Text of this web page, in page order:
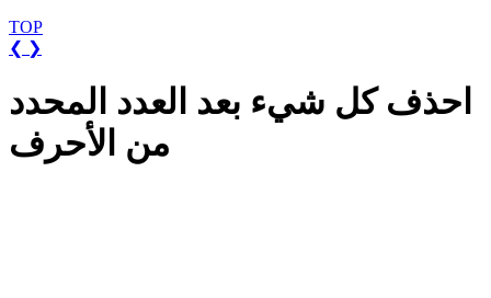
TOP
❮ ❯
احذف كل شيء بعد العدد المحدد
من الأحرف